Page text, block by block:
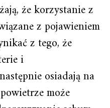
że korzystanie z
z pojawieniem
z tego, że
i
osiadają na
może